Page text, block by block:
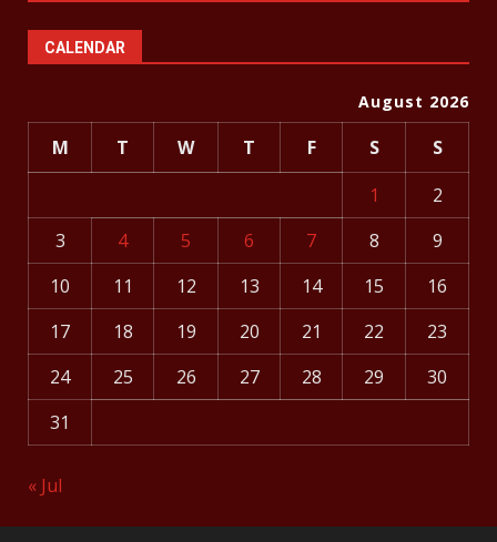
CALENDAR
August 2026
M T W T F S
S
1
2
3
4 5 6 7 8
9
10
11 12 13 14 15
16
17
18 19 20 21 22
23
24
25 26 27 28 29
30
31
« Jul